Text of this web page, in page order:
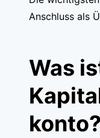
Anschluss als
Was
konto?